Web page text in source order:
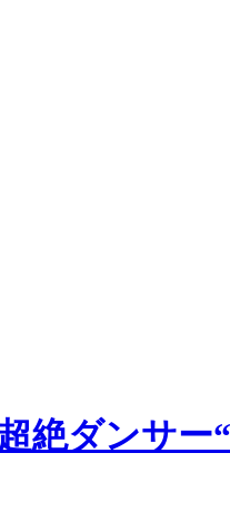
絶ダンサー